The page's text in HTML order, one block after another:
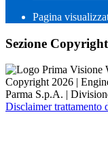
Pagina
Sezione Copyright
Copyright 2026 |
Parma S.p.A. |
Disclaimer trattamento